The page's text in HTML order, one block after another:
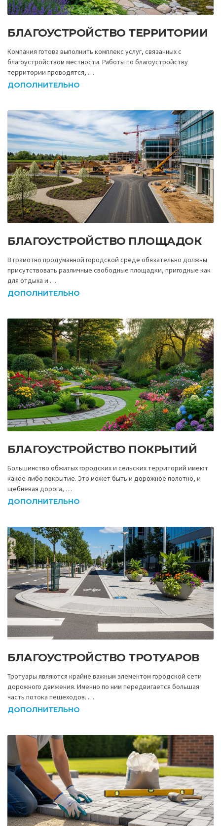
БЛАГОУСТРОЙСТВО ТЕРРИТОРИИ
Компания готова выполнить комплекс услуг, связанных с
благоустройством местности. Работы по благоустройству
территории проводятся, …
ДОПОЛНИТЕЛЬНО
БЛАГОУСТРОЙСТВО ПЛОЩАДОК
В грамотно продуманной городской среде обязательно должны
присутствовать различные свободные площадки, пригодные как
для отдыха и …
ДОПОЛНИТЕЛЬНО
БЛАГОУСТРОЙСТВО ПОКРЫТИЙ
Большинство обжитых городских и сельских территорий имеют
какое-либо покрытие. Это может быть и дорожное полотно, и
щебневая дорога, …
ДОПОЛНИТЕЛЬНО
БЛАГОУСТРОЙСТВО ТРОТУАРОВ
Тротуары являются крайне важным элементом городской сети
дорожного движения. Именно по ним передвигается большая
часть потока пешеходов. …
ДОПОЛНИТЕЛЬНО